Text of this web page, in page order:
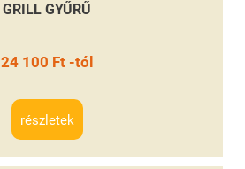
GRILL GYŰRŰ
24 100 Ft -tól
részletek